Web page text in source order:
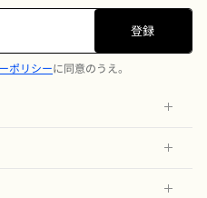
登録
ポリシーに同意のうえ。